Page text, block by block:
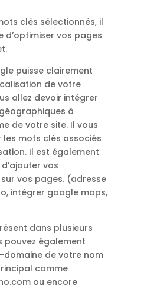
clés sélectionnés, il
d’optimiser vos pages
puisse clairement
de votre
allez devoir intégrer
à
de votre site. Il vous
mots clés associés
Il est également
vos
vos pages. (adresse
intégrer google maps,
dans plusieurs
pouvez également
domaine de votre nom
comme
ou encore